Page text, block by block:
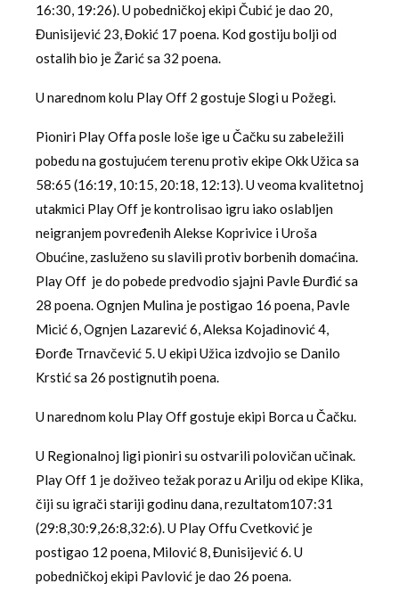
16:30, 19:26). U pobedničkoj ekipi Čubić je dao 20,
Đunisijević 23, Đokić 17 poena. Kod gostiju bolji od
ostalih bio je Žarić sa 32 poena.
U narednom kolu Play Off 2 gostuje Slogi u Požegi.
Pioniri Play Offa posle loše ige u Čačku su zabeležili
pobedu na gostujućem terenu protiv ekipe Okk Užica sa
58:65 (16:19, 10:15, 20:18, 12:13). U veoma kvalitetnoj
utakmici Play Off je kontrolisao igru iako oslabljen
neigranjem povređenih Alekse Koprivice i Uroša
Obućine, zasluženo su slavili protiv borbenih domaćina.
Play Off je do pobede predvodio sjajni Pavle Đurđić sa
28 poena. Ognjen Mulina je postigao 16 poena, Pavle
Micić 6, Ognjen Lazarević 6, Aleksa Kojadinović 4,
Đorđe Trnavčević 5. U ekipi Užica izdvojio se Danilo
Krstić sa 26 postignutih poena.
U narednom kolu Play Off gostuje ekipi Borca u Čačku.
U Regionalnoj ligi pioniri su ostvarili polovičan učinak.
Play Off 1 je doživeo težak poraz u Arilju od ekipe Klika,
čiji su igrači stariji godinu dana, rezultatom107:31
(29:8,30:9,26:8,32:6). U Play Offu Cvetković je
postigao 12 poena, Milović 8, Đunisijević 6. U
pobedničkoj ekipi Pavlović je dao 26 poena.